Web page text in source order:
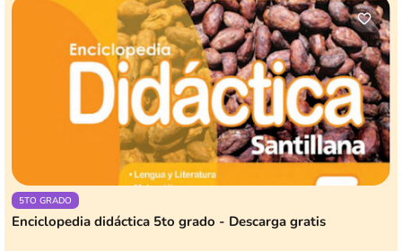
5TO GRADO
Enciclopedia didáctica 5to grado - Descarga gratis